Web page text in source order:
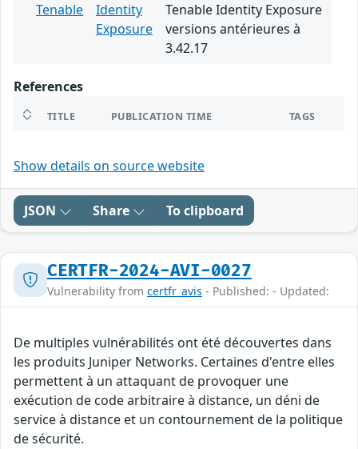
Tenable
Identity
Exposure
Tenable Identity Exposure
versions antérieures à
3.42.17
References
TITLE PUBLICATION TIME TAGS
Show details on source website
JSON Share To clipboard
CERTFR-2024-AVI-0027
Vulnerability from certfr_avis - Published: - Updated:
De multiples vulnérabilités ont été découvertes dans
les produits Juniper Networks. Certaines d'entre elles
permettent à un attaquant de provoquer une
exécution de code arbitraire à distance, un déni de
service à distance et un contournement de la politique
de sécurité.